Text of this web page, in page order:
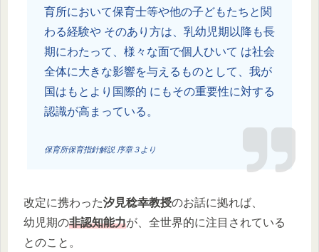
育所において保育士等や他の子どもたちと関
わる経験や そのあり方は、乳幼児期以降も長
期にわたって、様々な面で個人ひいて は社会
全体に大きな影響を与えるものとして、我が
国はもとより国際的 にもその重要性に対する
認識が高まっている。
保育所保育指針解説 序章３より
改定に携わった汐見稔幸教授のお話に拠れば、
幼児期の非認知能力が、全世界的に注目されている
とのこと。